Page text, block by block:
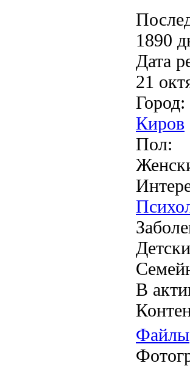
1890
Дата
21
Город:
Киров
Пол:
В
Файлы